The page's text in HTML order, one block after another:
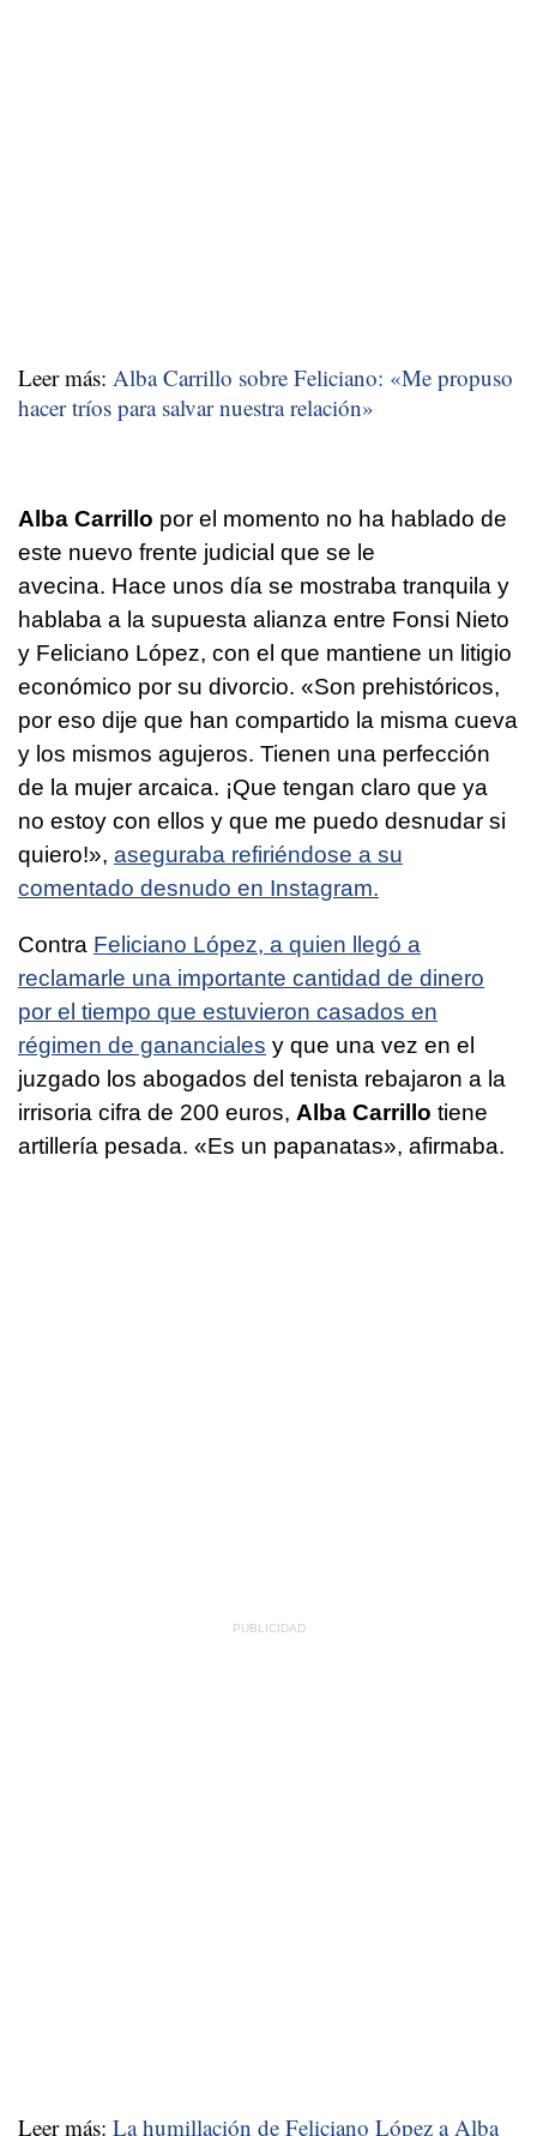
Leer más: Alba Carrillo sobre Feliciano: «Me propuso
hacer tríos para salvar nuestra relación»
Alba Carrillo por el momento no ha hablado de
este nuevo frente judicial que se le
avecina. Hace unos día se mostraba tranquila y
hablaba a la supuesta alianza entre Fonsi Nieto
y Feliciano López, con el que mantiene un litigio
económico por su divorcio. «Son prehistóricos,
por eso dije que han compartido la misma cueva
y los mismos agujeros. Tienen una perfección
de la mujer arcaica. ¡Que tengan claro que ya
no estoy con ellos y que me puedo desnudar si
quiero!», aseguraba refiriéndose a su
comentado desnudo en Instagram.
Contra Feliciano López, a quien llegó a
reclamarle una importante cantidad de dinero
por el tiempo que estuvieron casados en
régimen de gananciales y que una vez en el
juzgado los abogados del tenista rebajaron a la
irrisoria cifra de 200 euros, Alba Carrillo tiene
artillería pesada. «Es un papanatas», afirmaba.
Leer más: La humillación de Feliciano López a Alba